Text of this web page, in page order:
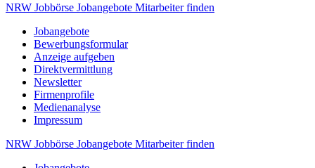
Zum
springen
NRW Jobbörse Jobangebote Mitarbeiterfinden
Jobangebote
Bewerbungsformular
Anzeige aufgeben
Direktvermittlung
Newsletter
Firmenprofile
Medienanalyse
Impressum
NRW Jobbörse Jobangebote Mitarbeiterfinden